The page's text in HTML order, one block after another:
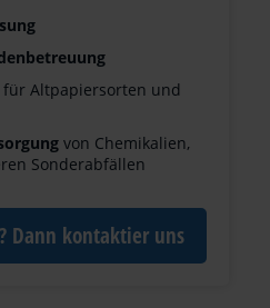
für Altpapiersorten und
von Chemikalien,
Sonderabfällen
Dann kontaktier uns